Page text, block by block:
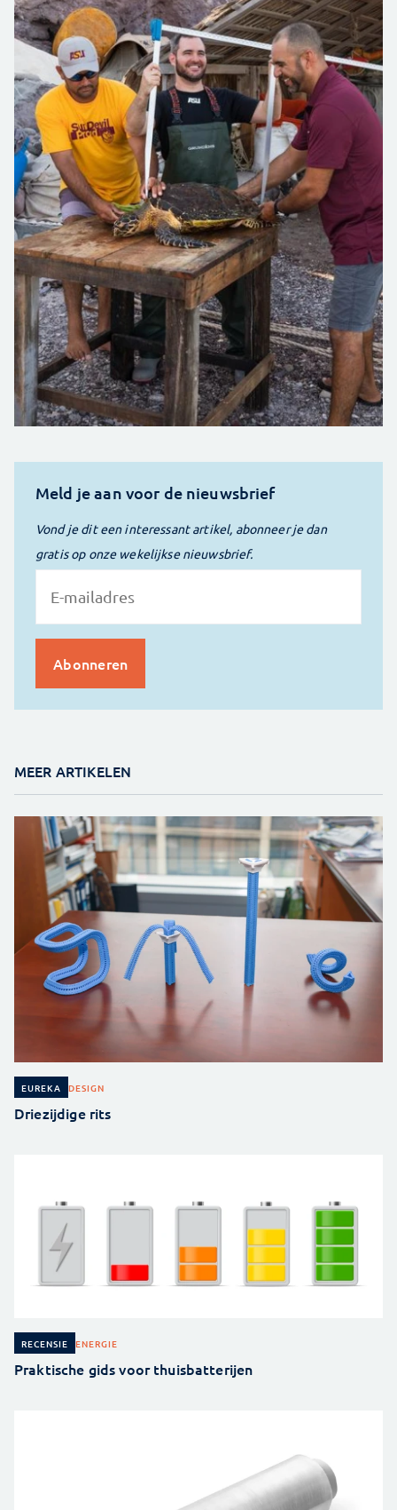
Meld je aan voor de nieuwsbrief
Vond je dit een interessant artikel, abonneer je dan
gratis op onze wekelijkse nieuwsbrief.
MEER ARTIKELEN
EUREKA DESIGN
Driezijdige rits
RECENSIE ENERGIE
Praktische gids voor thuisbatterijen